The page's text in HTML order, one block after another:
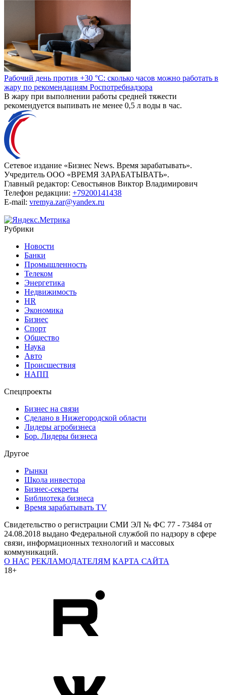
Рабочий день против +30 °C: сколько часов можно работать в
жару по рекомендациям Роспотребнадзора
В жару при выполнении работы средней тяжести
рекомендуется выпивать не менее 0,5 л воды в час.
Сетевое издание «Бизнес News. Время зарабатывать».
Учредитель ООО «ВРЕМЯ ЗАРАБАТЫВАТЬ».
Главный редактор: Севостьянов Виктор Владимирович
Телефон редакции: +79200141438
E-mail: vremya.zar@yandex.ru
Рубрики
Новости
Банки
Промышленность
Телеком
Энергетика
Недвижимость
HR
Экономика
Бизнес
Спорт
Общество
Наука
Авто
Происшествия
НАПП
Спецпроекты
Бизнес на связи
Сделано в Нижегородской области
Лидеры агробизнеса
Бор. Лидеры бизнеса
Другое
Рынки
Школа инвестора
Бизнес-секреты
Библиотека бизнеса
Время зарабатывать TV
Свидетельство о регистрации СМИ ЭЛ № ФС 77 - 73484 от
24.08.2018 выдано Федеральной службой по надзору в сфере
связи, информационных технологий и массовых
коммуникаций.
О НАС РЕКЛАМОДАТЕЛЯМ КАРТА САЙТА
18+